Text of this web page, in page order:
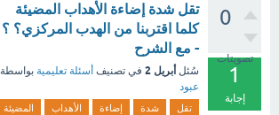
0
تصويتات
1
إجابة
تقل شدة إضاءة الأهداب المضيئة
كلما اقتربنا من الهدب المركزي؟ ؟
- مع الشرح
سُئل أبريل 2 في تصنيف أسئلة تعليمية بواسطة
عبود
تقل شدة إضاءة الأهداب
المضيئة